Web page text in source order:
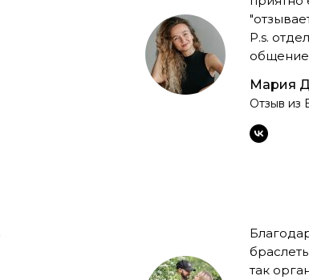
P.s.
общение
Мария
Отзыв из
так